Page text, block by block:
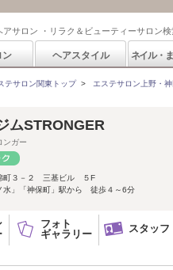
アサロン ・リラク＆ビューティーサロン検
ン ヘアスタイル ネイル・
テサロン関東トップ> エステサロン上野・
ムSTRONGER
ンガー
町３－２ 三基ビル ５F
水」「神保町」駅から 徒歩４～6分
フォト
ギャラリー
スタッフ